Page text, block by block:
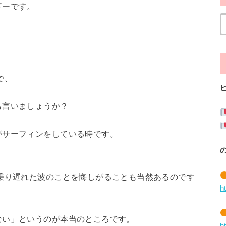
です。
いましょうか？
ーフィンをしている時です。
遅れた波のことを悔しがることも当然あるのです
」というのが本当のところです。